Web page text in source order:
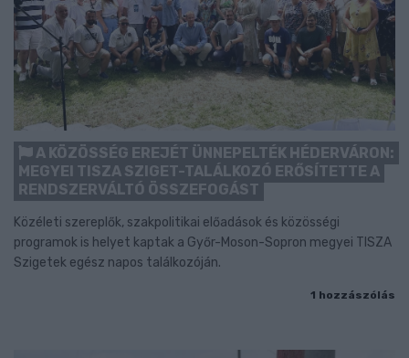
A KÖZÖSSÉG EREJÉT ÜNNEPELTÉK HÉDERVÁRON:
MEGYEI TISZA SZIGET-TALÁLKOZÓ ERŐSÍTETTE A
RENDSZERVÁLTÓ ÖSSZEFOGÁST
Közéleti szereplők, szakpolitikai előadások és közösségi
programok is helyet kaptak a Győr-Moson-Sopron megyei TISZA
Szigetek egész napos találkozóján.
1 hozzászólás